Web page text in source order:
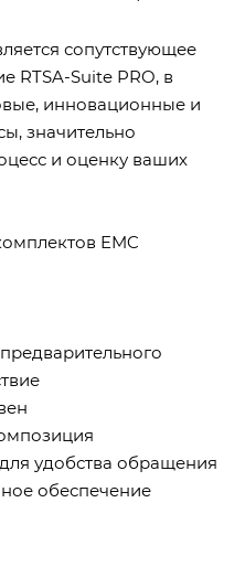
сопутствующее
RTSA-Suite PRO, в
инновационные и
значительно
и оценку ваших
EMC
удобства обращения
обеспечение